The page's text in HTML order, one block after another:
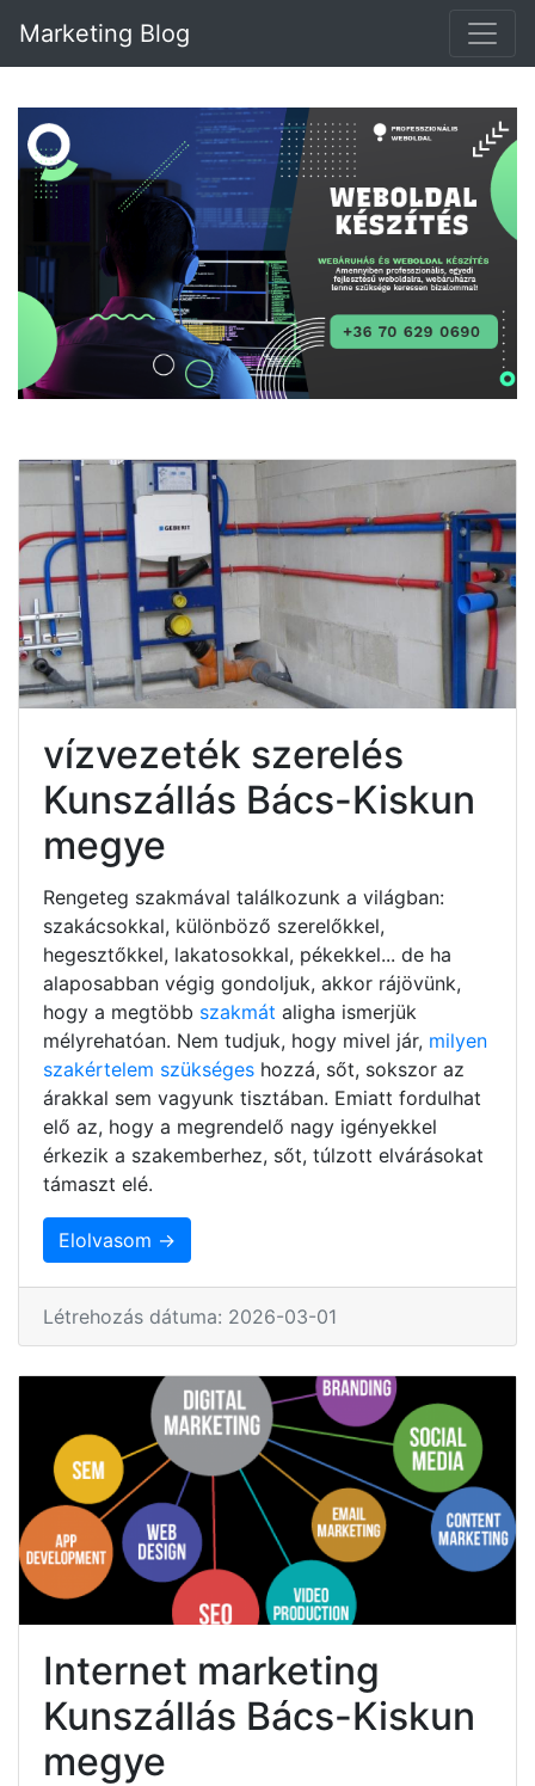
Marketing Blog
vízvezeték szerelés
Kunszállás Bács-Kiskun
megye
Rengeteg szakmával találkozunk a világban:
szakácsokkal, különböző szerelőkkel,
hegesztőkkel, lakatosokkal, pékekkel... de ha
alaposabban végig gondoljuk, akkor rájövünk,
hogy a megtöbb szakmát aligha ismerjük
mélyrehatóan. Nem tudjuk, hogy mivel jár, milyen
szakértelem szükséges hozzá, sőt, sokszor az
árakkal sem vagyunk tisztában. Emiatt fordulhat
elő az, hogy a megrendelő nagy igényekkel
érkezik a szakemberhez, sőt, túlzott elvárásokat
támaszt elé.
Elolvasom →
Létrehozás dátuma: 2026-03-01
Internet marketing
Kunszállás Bács-Kiskun
megye